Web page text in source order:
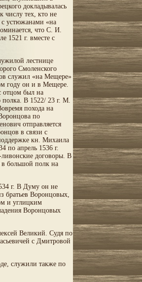
докладывалась
числу тех, кто не
с устюжанами «на
что С. И.
1521 г. вместе с
лестнице
Смоленского
служил «на Мещере»
году он и в Мещере.
отцом был на
полка. В 1522/ 23 г. М.
похода на
по
отправляется
в связи с
кн. Михаила
по апрель 1536 г.
договоры. В
в большой полк на
г. В Думу он не
братьев Воронцовых,
и углицким
Воронцовых
Великий. Судя по
с Дмитровой
служили также по